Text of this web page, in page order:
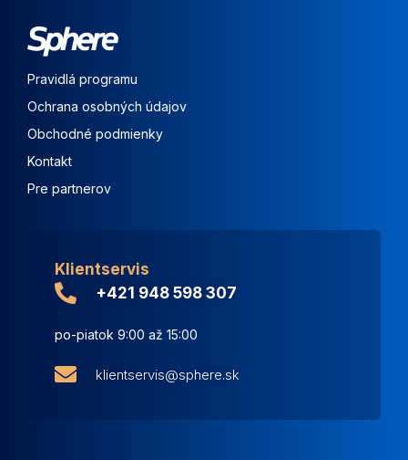
Klientservis
+421 948 598 307
po-piatok 9:00 až 15:00
klientservis@sphere.sk
Pravidlá programu
Ochrana osobných údajov
Obchodné podmienky
Kontakt
Pre partnerov